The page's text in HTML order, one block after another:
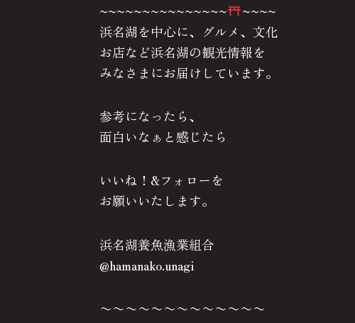
~~~~~~~~~~~~~~~
~~~~
浜名湖を中心に、グルメ、文化
お店など浜名湖の観光情報を
みなさまにお届けしています。
参考になったら、
面白いなぁと感じたら
いいね！&フォローを
お願いいたします。
浜名湖養魚漁業組合
@hamanako.unagi
〜〜〜〜〜〜〜〜〜〜〜〜〜